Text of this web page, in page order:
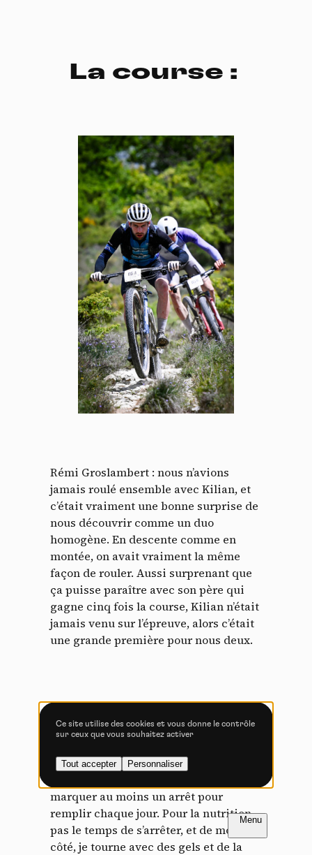
FR NL
La course :
Rémi Groslambert : nous n’avions
jamais roulé ensemble avec Kilian, et
c’était vraiment une bonne surprise de
nous découvrir comme un duo
homogène. En descente comme en
montée, on avait vraiment la même
façon de rouler. Aussi surprenant que
ça puisse paraître avec son père qui
gagne cinq fois la course, Kilian n’était
jamais venu sur l’épreuve, alors c’était
une grande première pour nous deux.
les assistances extérieures. On devait
marquer au moins un arrêt pour
remplir chaque jour. Pour la nutrition,
pas le temps de s’arrêter, et de mon
côté, je tourne avec des gels et de la
Panneau de gestion des
lecture de cookies et l'utilisation de technologies de suivi
nécessaires à leur bon fonctionnement.
Politique de confidentialité
Tout accepter Tout refuser
Vidéos
Vimeo interdit -Ce service peut déposer
Autoriser Interdire
YouTube interdit -
déposer 4 cookies.
Autoriser Interdire
Ce site utilise des cookies et vous donne le contrôle
sur ceux que vous souhaitez activer
Tout accepter Personnaliser